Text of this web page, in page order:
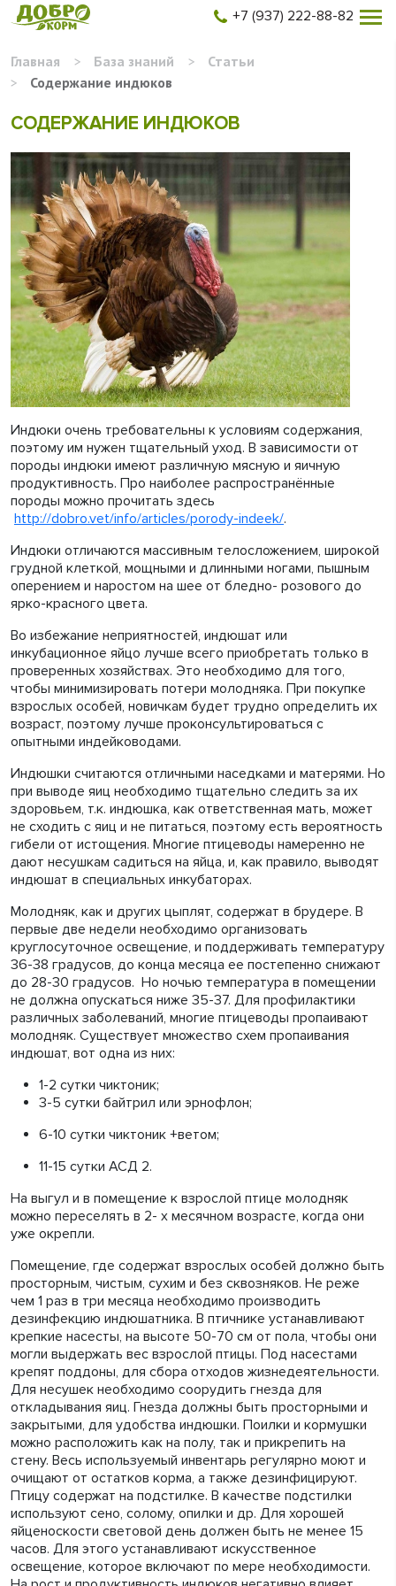
+7 (937) 222-88-82
Главная > База знаний >
Статьи
>
Содержание индюков
СОДЕРЖАНИЕ ИНДЮКОВ
Индюки очень требовательны к условиям содержания,
поэтому им нужен тщательный уход. В зависимости от
породы индюки имеют различную мясную и яичную
продуктивность. Про наиболее распространённые
породы можно прочитать здесь
http://dobro.vet/info/articles/porody-indeek/.
Индюки отличаются массивным телосложением, широкой
грудной клеткой, мощными и длинными ногами, пышным
оперением и наростом на шее от бледно- розового до
ярко-красного цвета.
Во избежание неприятностей, индюшат или
инкубационное яйцо лучше всего приобретать только в
проверенных хозяйствах. Это необходимо для того,
чтобы минимизировать потери молодняка. При покупке
взрослых особей, новичкам будет трудно определить их
возраст, поэтому лучше проконсультироваться с
опытными индейководами.
Индюшки считаются отличными наседками и матерями. Но
при выводе яиц необходимо тщательно следить за их
здоровьем, т.к. индюшка, как ответственная мать, может
не сходить с яиц и не питаться, поэтому есть вероятность
гибели от истощения. Многие птицеводы намеренно не
дают несушкам садиться на яйца, и, как правило, выводят
индюшат в специальных инкубаторах.
Молодняк, как и других цыплят, содержат в брудере. В
первые две недели необходимо организовать
круглосуточное освещение, и поддерживать температуру
36-38 градусов, до конца месяца ее постепенно снижают
до 28-30 градусов. Но ночью температура в помещении
не должна опускаться ниже 35-37. Для профилактики
различных заболеваний, многие птицеводы пропаивают
молодняк. Существует множество схем пропаивания
индюшат, вот одна из них:
1-2 сутки чиктоник;
3-5 сутки байтрил или эрнофлон;
6-10 сутки чиктоник +ветом;
11-15 сутки АСД 2.
На выгул и в помещение к взрослой птице молодняк
можно переселять в 2- х месячном возрасте, когда они
уже окрепли.
Помещение, где содержат взрослых особей должно быть
просторным, чистым, сухим и без сквозняков. Не реже
чем 1 раз в три месяца необходимо производить
дезинфекцию индюшатника. В птичнике устанавливают
крепкие насесты, на высоте 50-70 см от пола, чтобы они
могли выдержать вес взрослой птицы. Под насестами
крепят поддоны, для сбора отходов жизнедеятельности.
Для несушек необходимо соорудить гнезда для
откладывания яиц. Гнезда должны быть просторными и
закрытыми, для удобства индюшки. Поилки и кормушки
можно расположить как на полу, так и прикрепить на
стену. Весь используемый инвентарь регулярно моют и
очищают от остатков корма, а также дезинфицируют.
Птицу содержат на подстилке. В качестве подстилки
используют сено, солому, опилки и др. Для хорошей
яйценоскости световой день должен быть не менее 15
часов. Для этого устанавливают искусственное
освещение, которое включают по мере необходимости.